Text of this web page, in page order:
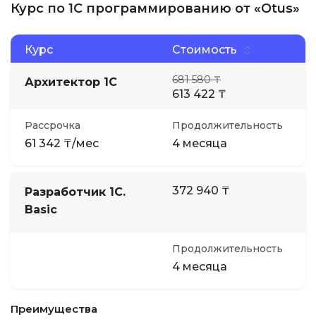
Курс по 1С программированию от «Otus»
Курс Стоимость
Архитектор 1С 681 580 ₸
613 422 ₸
Рассрочка
61 342 ₸/мес
Продолжительность
4 месяца
Разработчик 1С.
Basic
372 940 ₸
Продолжительность
4 месяца
Преимущества